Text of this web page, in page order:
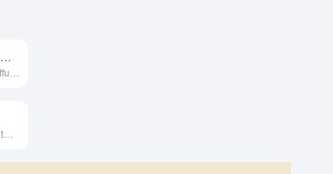
Civitai(C站)-全球最大AI绘画模型分享平台